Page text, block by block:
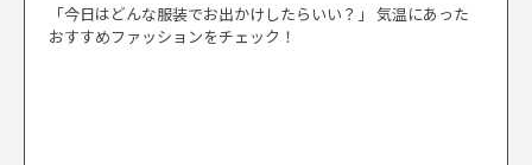
「今日はどんな服装でお出かけしたらいい？」 気温にあった
おすすめファッションをチェック！